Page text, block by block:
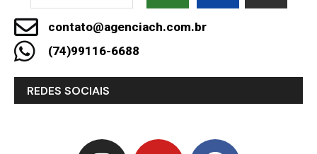
contato@agenciach.com.br
(74)99116-6688
REDES SOCIAIS